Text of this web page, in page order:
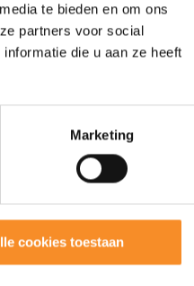
te bieden en om ons
partners voor social
die u aan ze heeft
Marketing
cookies toestaan
GARMIN
Garmin HRM 600